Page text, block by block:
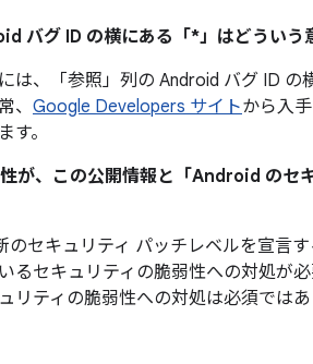
バグ ID の横にある「*」はどういう
は、「参照」 列の Android バグ ID の
、 Google Developers サイトから入
す。
が、この公開情報と「Android のセ
のセキュリティ パッチレベルを宣言
るセキュリティの脆弱性への対処が
リティの脆弱性への対処は必須ではあ